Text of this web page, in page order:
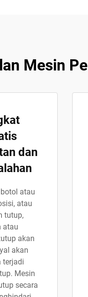
Mesin
dan
atau
atau
tutup,
atau
akan
akan
terjadi
Mesin
secara